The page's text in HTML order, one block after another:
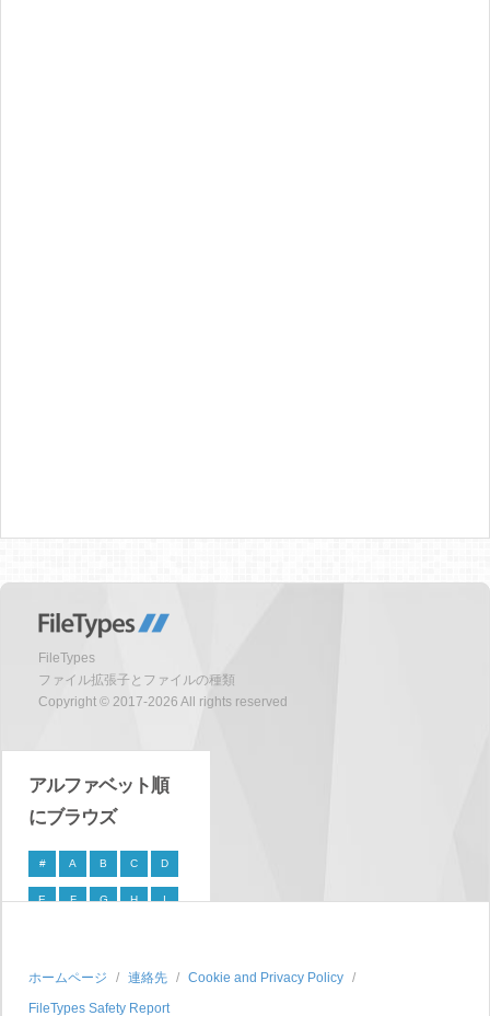
FileTypes
ファイル拡張子とファイルの種類
Copyright © 2017-2026 All rights reserved
アルファベット順
にブラウズ
# A B C D
E F G H I
P Q R S
T U V W X
ホームページ 連絡先
Cookie and Privacy Policy
FileTypes Safety Report